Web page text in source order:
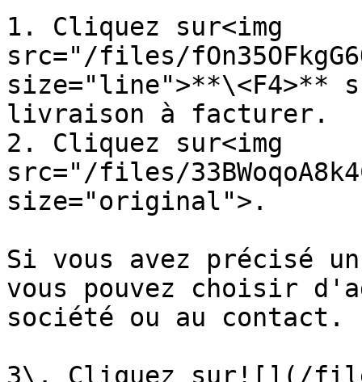
1. Cliquez sur<img
src="/files/
size="line">**\<F4>**
livraison à facturer.
2. Cliquez sur<img
src="/files/
size="original">.
Si vous avez précisé
vous pouvez choisir
société ou au contact.
3\. Cliquez sur![](/files/